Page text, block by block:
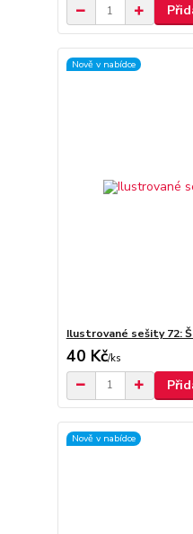
Nově v nabídce
Ilustrované sešity 72:
40 Kč/ks
Nově v nabídce